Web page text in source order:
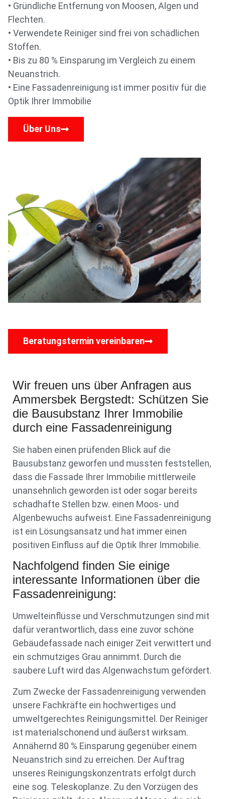
• Gründliche Entfernung von Moosen, Algen und
Flechten.
• Verwendete Reiniger sind frei von schädlichen
Stoffen.
• Bis zu 80 % Einsparung im Vergleich zu einem
Neuanstrich.
• Eine Fassadenreinigung ist immer positiv für die
Optik Ihrer Immobilie
Über Uns
Beratungstermin vereinbaren
Wir freuen uns über Anfragen aus
Ammersbek Bergstedt: Schützen Sie
die Bausubstanz Ihrer Immobilie
durch eine Fassadenreinigung
Sie haben einen prüfenden Blick auf die
Bausubstanz geworfen und mussten feststellen,
dass die Fassade Ihrer Immobilie mittlerweile
unansehnlich geworden ist oder sogar bereits
schadhafte Stellen bzw. einen Moos- und
Algenbewuchs aufweist. Eine Fassadenreinigung
ist ein Lösungsansatz und hat immer einen
positiven Einfluss auf die Optik Ihrer Immobilie.
Nachfolgend finden Sie einige
interessante Informationen über die
Fassadenreinigung:
Umwelteinflüsse und Verschmutzungen sind mit
dafür verantwortlich, dass eine zuvor schöne
Gebäudefassade nach einiger Zeit verwittert und
ein schmutziges Grau annimmt. Durch die
saubere Luft wird das Algenwachstum gefördert.
Zum Zwecke der Fassadenreinigung verwenden
unsere Fachkräfte ein hochwertiges und
umweltgerechtes Reinigungsmittel. Der Reiniger
ist materialschonend und äußerst wirksam.
Annähernd 80 % Einsparung gegenüber einem
Neuanstrich sind zu erreichen. Der Auftrag
unseres Reinigungskonzentrats erfolgt durch
eine sog. Teleskoplanze. Zu den Vorzügen des